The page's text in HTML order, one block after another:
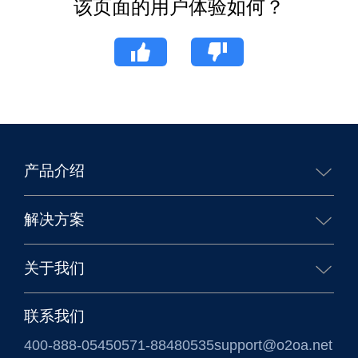
该页面的用户体验如何？
产品介绍
核心能力生态合作移动办公业务应用
解决方案
企业办公解决方案
政务办公解决方案
信创国产化解决方案
关于我们
公司简介
联系我们
400-888-05450571-88480535support@o2oa.net